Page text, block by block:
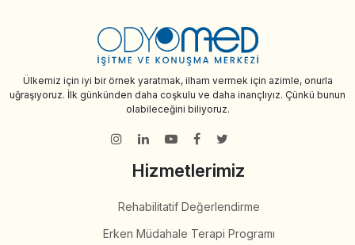
Ülkemiz için iyi bir örnek yaratmak, ilham vermek için azimle, onurla
uğraşıyoruz. İlk günkünden daha coşkulu ve daha inançlıyız. Çünkü bunun
olabileceğini biliyoruz.
Hizmetlerimiz
Rehabilitatif Değerlendirme
Erken Müdahale Terapi Programı